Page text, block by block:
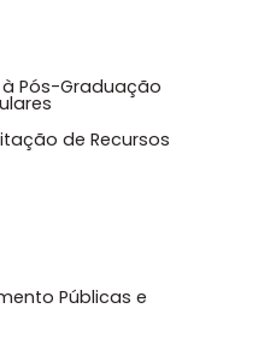
à Pós-Graduação
de Recursos
Públicas e